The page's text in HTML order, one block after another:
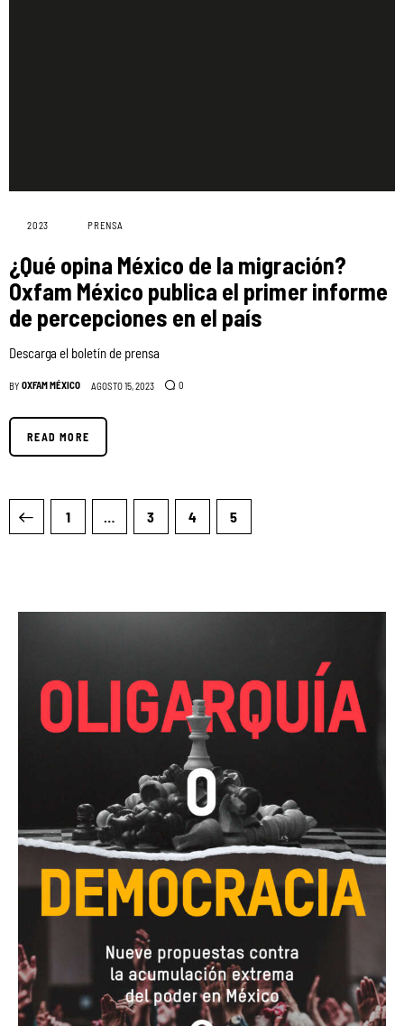
2023 PRENSA
¿Qué opina México de la migración?
Oxfam México publica el primer informe
de percepciones en el país
Descarga el boletín de prensa
BY OXFAM MÉXICO AGOSTO 15, 2023 0
READ MORE
1 … 3 4 5